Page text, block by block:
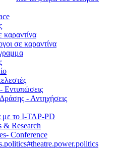
σε καραντίνα
Εντυπώσεις
- Αντηχήσεις
με το I-TAP-PD
& Research
Conference